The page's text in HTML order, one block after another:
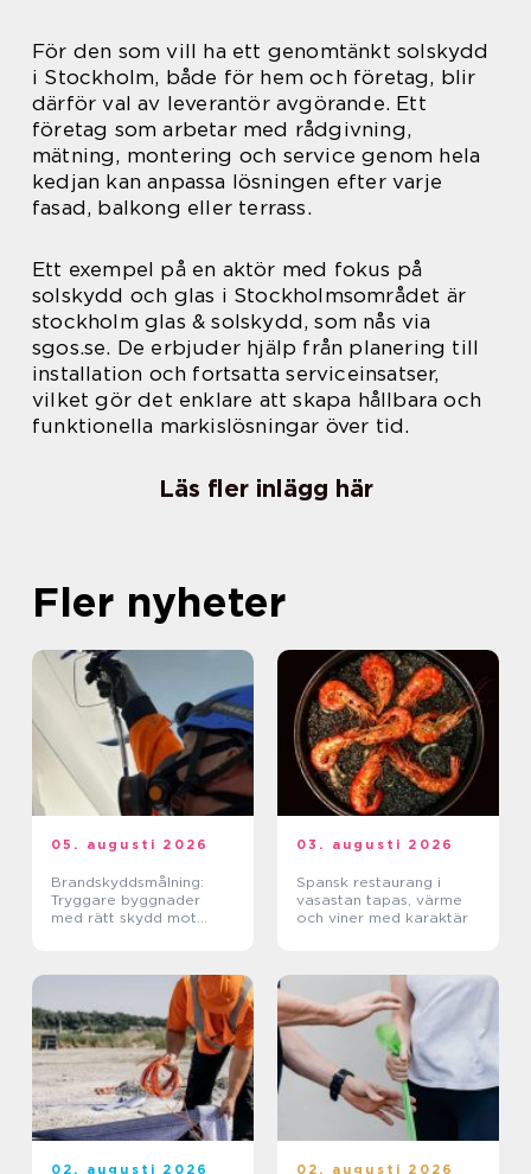
För den som vill ha ett genomtänkt solskydd
i Stockholm, både för hem och företag, blir
därför val av leverantör avgörande. Ett
företag som arbetar med rådgivning,
mätning, montering och service genom hela
kedjan kan anpassa lösningen efter varje
fasad, balkong eller terrass.
Ett exempel på en aktör med fokus på
solskydd och glas i Stockholmsområdet är
stockholm glas & solskydd, som nås via
sgos.se. De erbjuder hjälp från planering till
installation och fortsatta serviceinsatser,
vilket gör det enklare att skapa hållbara och
funktionella markislösningar över tid.
Läs fler inlägg här
Fler nyheter
05. augusti 2026
Brandskyddsmålning:
Tryggare byggnader
med rätt skydd mot
03. augusti 2026
Spansk restaurang i
vasastan tapas, värme
och viner med karaktär
02. augusti 2026 02. augusti 2026